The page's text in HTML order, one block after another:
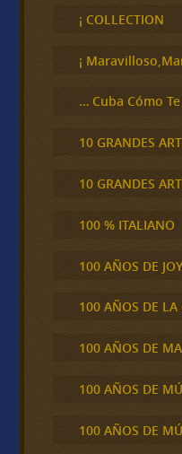
c
a
¡ COLLECTION
¡
… Cuba Cómo
10 GRANDES
10 GRANDES
100 % ITALIANO
100 AÑOS DE
100 AÑOS DE LA
100 AÑOS DE
100 AÑOS DE
100 AÑOS DE